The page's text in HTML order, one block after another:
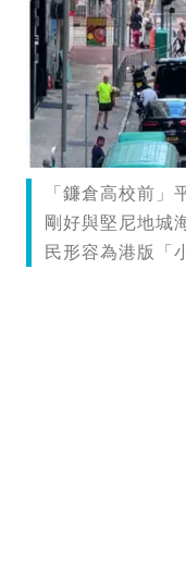
「鐮倉高校前」
剛好與堅尼地城
民形容為港版「